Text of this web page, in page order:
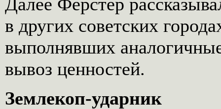
в других советских
выполнявших
вывоз ценностей.
Землекоп-ударник